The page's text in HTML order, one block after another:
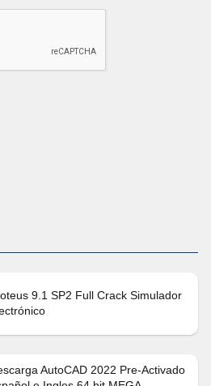
9.1 SP2 Full Crack Simulador
AutoCAD 2022 Pre-Activado